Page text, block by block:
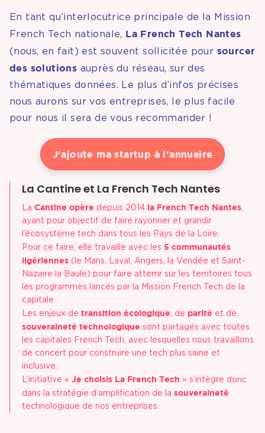
En tant qu’interlocutrice principale de la Mission
French Tech nationale, La French Tech Nantes
(nous, en fait) est souvent sollicitée pour sourcer
des solutions auprès du réseau, sur des
thématiques données. Le plus d’infos précises
nous aurons sur vos entreprises, le plus facile
pour nous il sera de vous recommander !
J’ajoute ma startup à l’annuaire
La Cantine et La French Tech Nantes
La Cantine opère depuis 2014 la French Tech Nantes,
ayant pour objectif de faire rayonner et grandir
l’écosystème tech dans tous les Pays de la Loire.
Pour ce faire, elle travaille avec les 5 communautés
ligériennes (le Mans, Laval, Angers, la Vendée et Saint-
Nazaire la Baule) pour faire atterrir sur les territoires tous
les programmes lancés par la Mission French Tech de la
capitale.
Les enjeux de transition écologique, de parité et de
souveraineté technologique sont partagés avec toutes
les capitales French Tech, avec lesquelles nous travaillons
de concert pour construire une tech plus saine et
inclusive.
L’initiative « Je choisis La French Tech » s’intègre donc
dans la stratégie d’amplification de la souveraineté
technologique de nos entreprises.